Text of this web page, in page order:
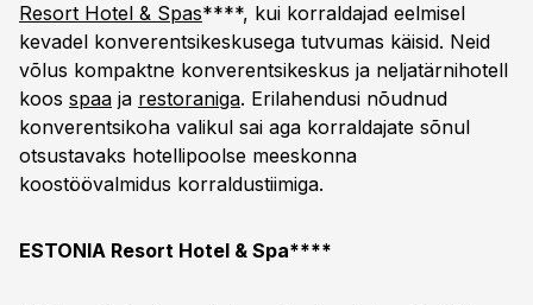
Resort Hotel & Spas****, kui korraldajad eelmisel
kevadel konverentsikeskusega tutvumas käisid. Neid
võlus kompaktne konverentsikeskus ja neljatärnihotell
koos spaa ja restoraniga. Erilahendusi nõudnud
konverentsikoha valikul sai aga korraldajate sõnul
otsustavaks hotellipoolse meeskonna
koostöövalmidus korraldustiimiga.
ESTONIA Resort Hotel & Spa****